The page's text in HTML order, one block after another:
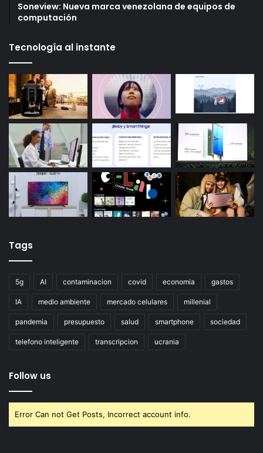
Soneview: Nueva marca venezolana de equipos de
computación
Tecnología al instante
Tags
5g AI contaminacion covid economia gastos
IA medio ambiente mercado celulares millenial
pandemia presupuesto salud smartphone sociedad
telefono inteligente transcripcion ucrania
Follow us
Error Can not Get Posts, Incorrect account info.